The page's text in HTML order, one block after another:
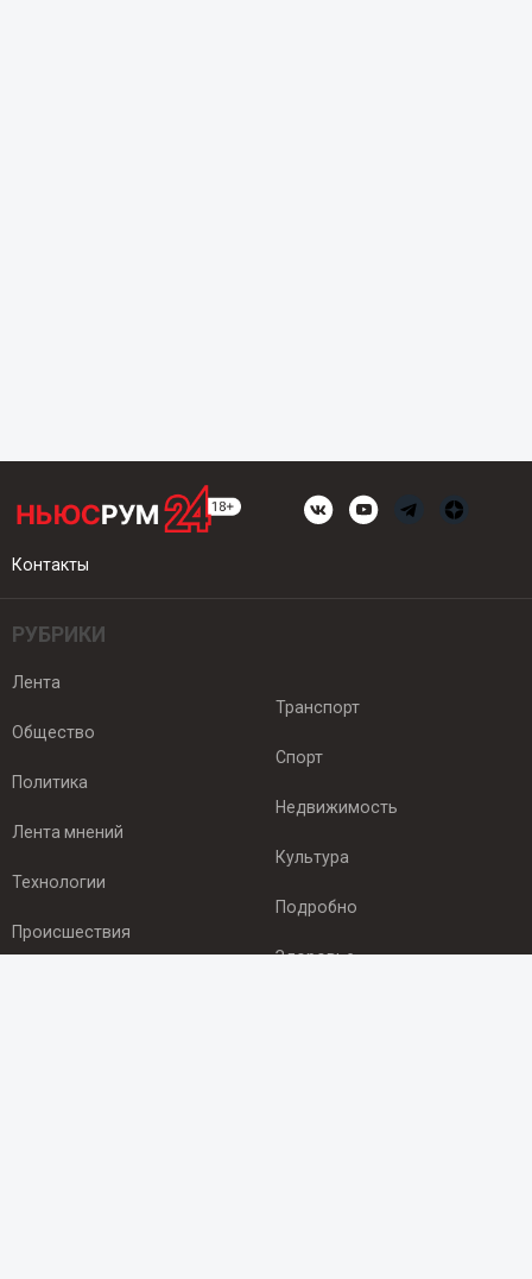
Контакты
РУБРИКИ
Лента
Общество
Политика
Лента мнений
Технологии
Происшествия
Транспорт
Спорт
Недвижимость
Культура
Подробно
Здоровье